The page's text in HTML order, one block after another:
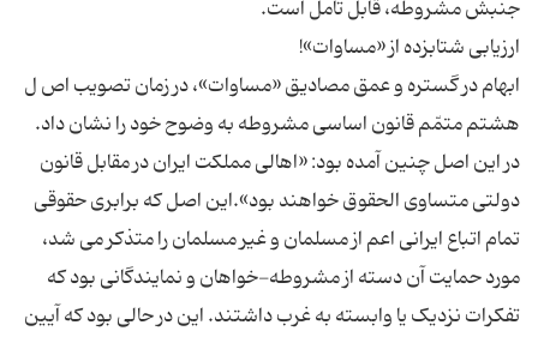
ابهام در گستره و عمق مصادیق «مساوات»، در زمان تصویب اص ل
هشتم متمّم قانون اساسی مشروطه به وضوح خود را نشان داد.
در این اصل چنین آمده بود: «اهالی مملکت ایران در مقابل قانون
دولتی متساوی الحقوق خواهند بود».این اصل که برابری حقوقی
تمام اتباع ایرانی اعم از مسلمان و غیر مسلمان را متذکر می شد،
مورد حمایت آن دسته از مشروطه-خواهان و نمایندگانی بود که
تفکرات نزدیک یا وابسته به غرب داشتند. این در حالی بود که آیین